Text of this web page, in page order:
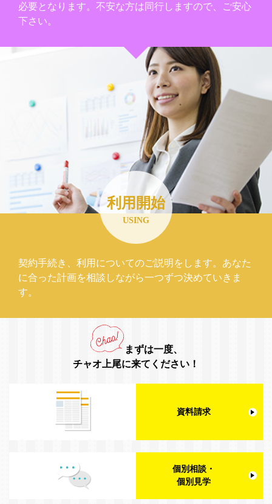
必要となります。不安な方は同行しますので、ご安心
下さい。
利用開始
USING
契約手続き、利用についてのご説明をします。あなた
に合った計画を相談しながら一つずつ決めていきま
す。
まずは一度、
チャオ上尾に来てください！
資料請求
個別相談・
個別見学